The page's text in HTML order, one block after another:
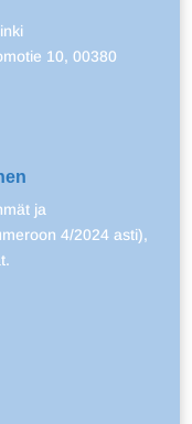
10, 00380
ja
4/2024 asti),